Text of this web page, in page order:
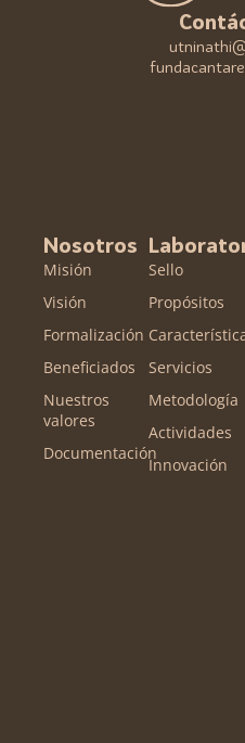
Nosotros
Misión
Visión
Formalización
Beneficiados
Nuestros
valores
Documentación
Sello
Propósitos
Servicios
Metodología
Actividades
Innovación